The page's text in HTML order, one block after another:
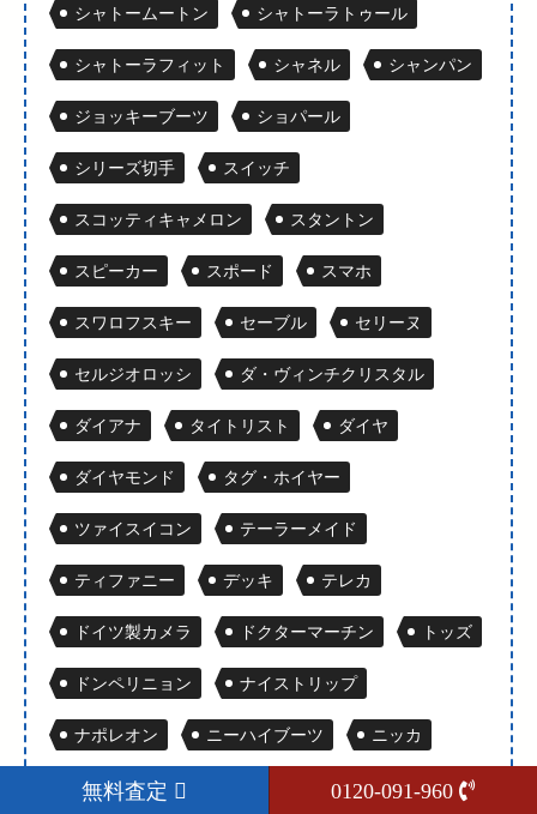
シャトームートン シャトーラトゥール
シャトーラフィット シャネル シャンパン
ジョッキーブーツ ショパール
シリーズ切手 スイッチ
スコッティキャメロン スタントン
スピーカー スポード スマホ
スワロフスキー セーブル セリーヌ
セルジオロッシ ダ・ヴィンチクリスタル
ダイアナ タイトリスト ダイヤ
ダイヤモンド タグ・ホイヤー
ツァイスイコン テーラーメイド
ティファニー デッキ テレカ
ドイツ製カメラ ドクターマーチン トッズ
ドンペリニョン ナイストリップ
ナポレオン ニーハイブーツ ニッカ
ネックレス バーバリー
無料査定 0120-091-960